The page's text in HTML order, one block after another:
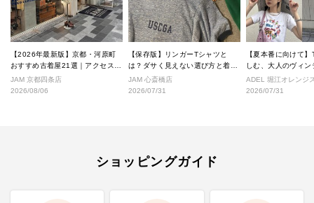
【2026年最新版】京都・河原町
おすすめ古着屋21選｜アクセス良
好な絶対行くべきショップ厳選！
JAM 京都四条店
2026/08/06
【保存版】リンガーTシャツと
は？ダサく見えない選び方と着こ
なし完全ガイド
JAM 心斎橋店
2026/07/31
【夏本番に向けて
しむ、大人のヴィ
ル
ADEL 堀江オレンジ
2026/07/31
ショッピングガイド